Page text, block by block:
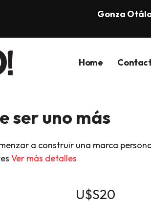
Gonza
Home
ser uno más
a construir una marca
Ver más detalles
U$S20